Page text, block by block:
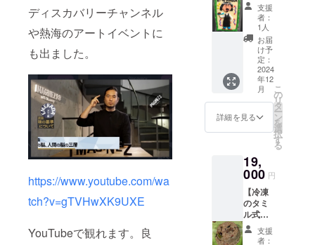
ディスカバリーチャンネル
や熱海のアートイベントに
も出ました。
https://www.youtube.com/wa
tch?v=gTVHwXK9UXE
YouTubeで観れます。良
はお届
け商品
のラベ
ルに表
記され
ます。
商品開
封前に
は必ず
のリ
ターン
ラベル
や注意
書きを
ご確認
くださ
い。」
は入り
ませ
ん。
「原材
料及び
添加物
等の食
品表示
はお届
け商品
のラベ
商品開
封前に
は必ず
お届け
のリ
ターン
に貼付
された
講座】
※リクエ
ストが
ありま
したの
で追加
させて
いただ
きまし
た。 普
段意識
してい
れど必
ず自分
達の行
動に影
響を及
ぼして
いる物
や概
支援
者：
1人
お届
け予
定：
2024
年12
月
詳細を見る
こ
の
リ
タ
ー
ン
を
選
択
す
る
19,
000 円
【冷凍
のタミ
ル式の
ビリヤ
ニ 支援
者：